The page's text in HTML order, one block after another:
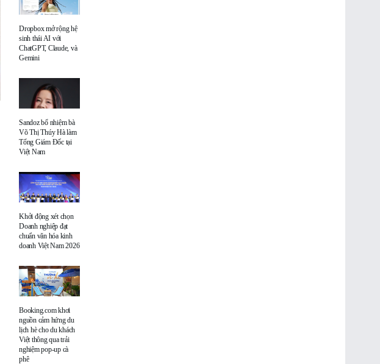
Dropbox mở rộng hệ
sinh thái AI với
ChatGPT, Claude, và
Gemini
Sandoz bổ nhiệm bà
Võ Thị Thúy Hà làm
Tổng Giám Đốc tại
Việt Nam
Khởi động xét chọn
Doanh nghiệp đạt
chuẩn văn hóa kinh
doanh Việt Nam 2026
Booking.com khơi
nguồn cảm hứng du
lịch hè cho du khách
Việt thông qua trải
nghiệm pop-up cà
phê